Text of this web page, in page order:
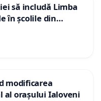
să includă Limba
în școlile din
modificarea
al orașului Ialoveni